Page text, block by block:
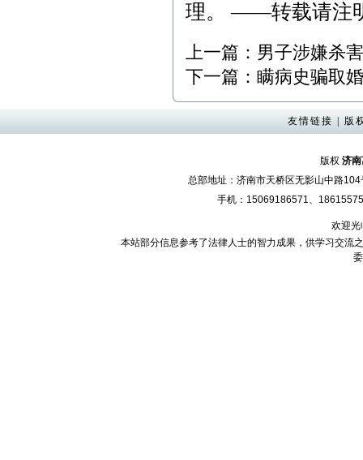
理。 ——转载请注
上一篇： 男子涉嫌杀
下一篇： 瞒病史骗取
友情链接 版
版权 济
总部地址：济南市天桥区无影山中路
手机：15069186571、
欢迎光
本站部分信息参考了法律人士的智力成果，供学习交流